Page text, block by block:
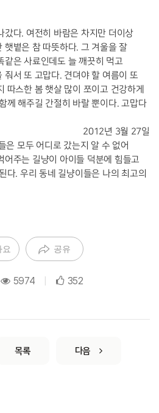
갔다. 여전히 바람은 차지만 더이상
햇볕은 참 따뜻하다. 그 겨울을 잘
같은 사료인데도 늘 깨끗히 먹고
줘서 또 고맙다. 견뎌야 할 여름이 또
따스한 봄 햇살 많이 쪼이고 건강하게
께 해주길 간절히 바랄 뿐이다. 고맙다
2012년 3월 27일
은 모두 어디로 갔는지 알 수 없어
어주는 길냥이 아이들 덕분에 힘들고
다. 우리 동네 길냥이들은 나의 최고의
공유
5974 352
목록 다음